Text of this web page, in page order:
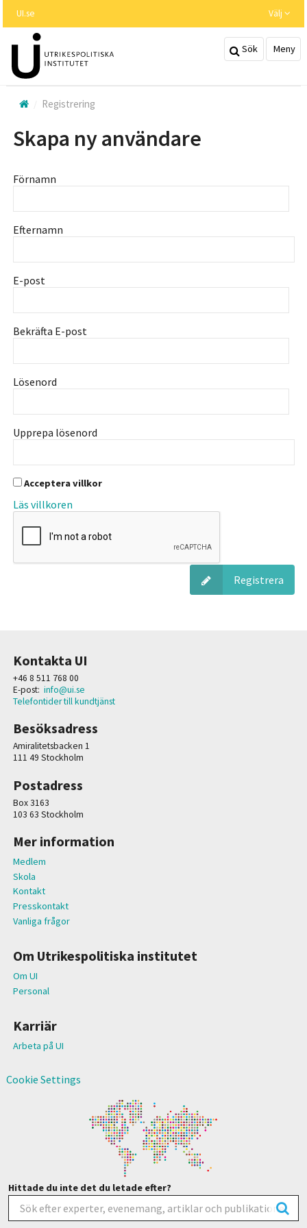
huvudinnehållet
UI.se Välj
Sök Meny
Registrering
Skapa ny användare
Förnamn
Efternamn
E-post
Bekräfta E-post
Lösenord
Upprepa lösenord
Acceptera villkor
Läs villkoren
Registrera
Kontakta UI
+46 8 511 768 00
E-post: info@ui.se
Telefontider till kundtjänst
Besöksadress
Amiralitetsbacken 1
111 49 Stockholm
Postadress
Box 3163
103 63 Stockholm
Mer information
Medlem
Skola
Kontakt
Presskontakt
Vanliga frågor
Om Utrikespolitiska institutet
Om UI
Personal
Karriär
Arbeta på UI
Cookie Settings
Hittade du inte det du letade efter?